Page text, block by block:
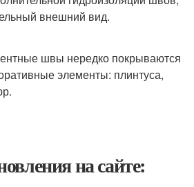
внешний вид.
швы нередко покрываются
элементы: плинтуса,
на сайте: